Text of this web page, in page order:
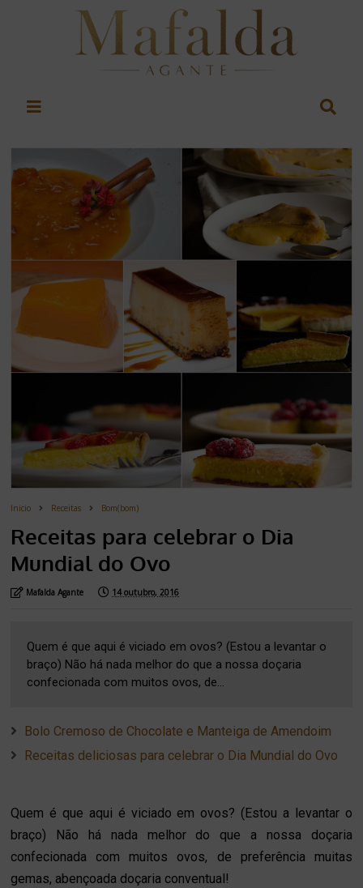
Inicio Receitas Bom(bom)
Receitas para celebrar o Dia
Mundial do Ovo
Mafalda Agante 14 outubro, 2016
Quem é que aqui é viciado em ovos? (Estou a levantar o
braço) Não há nada melhor do que a nossa doçaria
confecionada com muitos ovos, de...
Bolo Cremoso de Chocolate e Manteiga de Amendoim
Receitas deliciosas para celebrar o Dia Mundial do Ovo
Quem é que aqui é viciado em ovos? (Estou a levantar o
braço) Não há nada melhor do que a nossa doçaria
confecionada com muitos ovos, de preferência muitas
gemas, abençoada doçaria conventual!